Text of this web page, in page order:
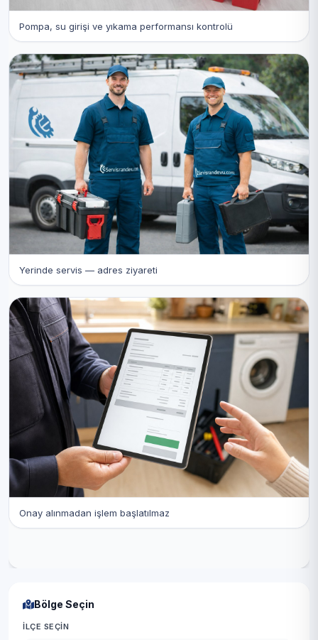
Pompa, su girişi ve yıkama performansı kontrolü
Yerinde servis — adres ziyareti
Onay alınmadan işlem başlatılmaz
Bölge Seçin
İLÇE SEÇIN